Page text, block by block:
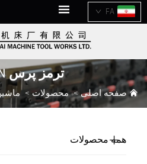
FA
ترمز پرس NC PSN
صفحه اصلی>محصولات >
همه محصولات